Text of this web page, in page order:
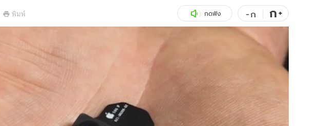
สุขภาพ
เที่ยว-กิน
Tasteful Thailand
Sanook Choice
ดูทีวี
WeTV
Exclusive
นิยาย
ติดตามสนุกโซเชียลได้ที่
พิมพ์ กดฟัง -ก ก+